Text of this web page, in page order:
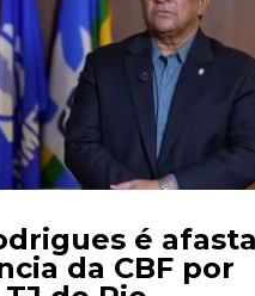
é
da CBF por